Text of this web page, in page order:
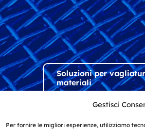
Gestisci
Per fornire le migliori esperienze, utilizziamo
Soluzioni per
materiali
Soluzioni per